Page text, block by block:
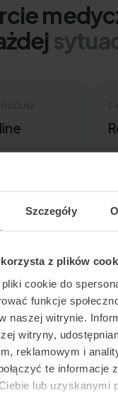
Szczegóły
z plików
cookie do
funkcje
naszej witrynie.
witryny,
reklamowym i
te informacje
lub uzyskanymi
kontaktu w 15
lub czat.